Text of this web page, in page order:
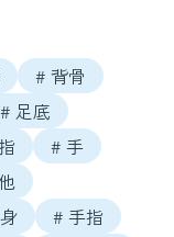
# 背骨
# 足底
# 手
# 手指